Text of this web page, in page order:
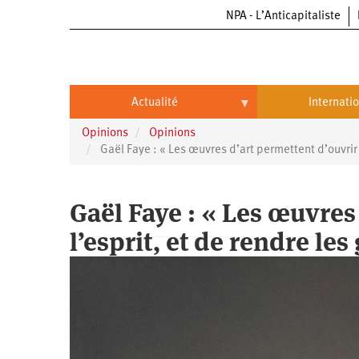
NPA - L’Anticapitaliste
Actualité
Actualité
Entreprises
Entreprises
Automobile
Oppressions
Oppressions
Économie
États-
Unis
Opinions
Opinions
Gaël Faye : « Les œuvres d’art permettent
Gaël Faye : « Les
l’esprit, et de rendre